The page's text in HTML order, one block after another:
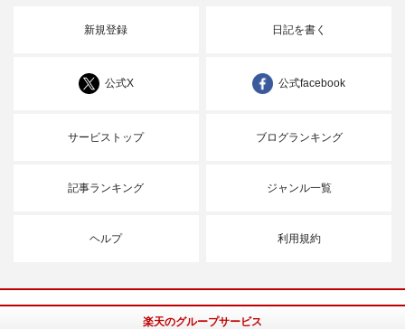
新規登録 日記を書く
公式X 公式facebook
サービストップ ブログランキング
記事ランキング ジャンル一覧
ヘルプ 利用規約
楽天のグループサービス